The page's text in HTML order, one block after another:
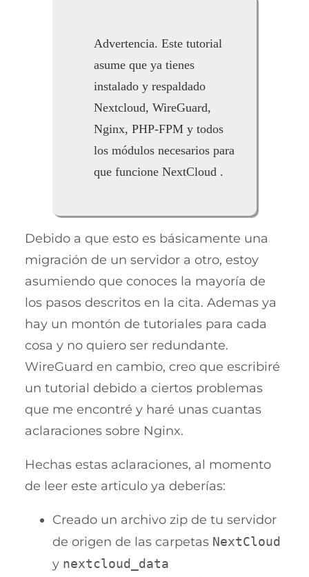
Advertencia. Este tutorial
asume que ya tienes
instalado y respaldado
Nextcloud, WireGuard,
Nginx, PHP-FPM y todos
los módulos necesarios para
que funcione NextCloud .
Debido a que esto es básicamente una
migración de un servidor a otro, estoy
asumiendo que conoces la mayoría de
los pasos descritos en la cita. Ademas ya
hay un montón de tutoriales para cada
cosa y no quiero ser redundante.
WireGuard en cambio, creo que escribiré
un tutorial debido a ciertos problemas
que me encontré y haré unas cuantas
aclaraciones sobre Nginx.
Hechas estas aclaraciones, al momento
de leer este articulo ya deberías:
Creado un archivo zip de tu servidor
de origen de las carpetas NextCloud
y nextcloud_data